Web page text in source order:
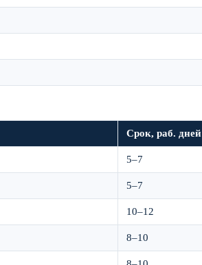
Срок, раб. дней
5–7
5–7
10–12
8–10